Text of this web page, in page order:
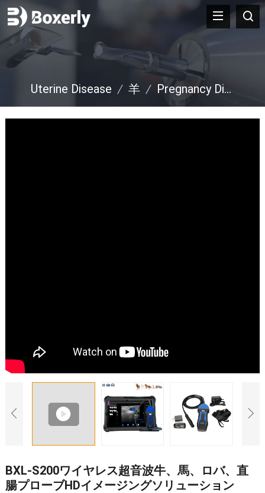
Uterine Disease / 羊 / Pregnancy Diagnosis
BXL-S200ワイヤレス超音波牛、馬、ロバ、直
腸プローブHDイメージングソリューション